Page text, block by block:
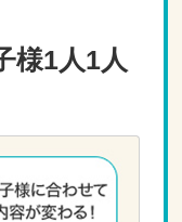
様1人1人